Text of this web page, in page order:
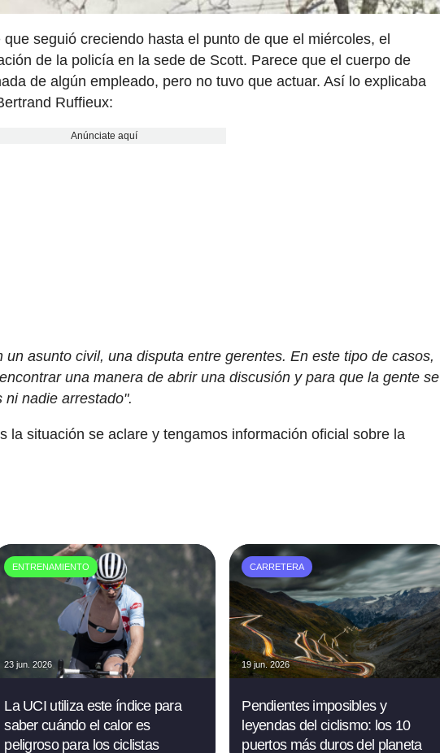
seguió creciendo hasta el punto de que el miércoles, el
de la policía en la sede de Scott. Parece que el cuerpo de
de algún empleado, pero no tuvo que actuar. Así lo explicaba
Ruffieux:
Anúnciate aquí
asunto civil, una disputa entre gerentes. En este tipo de casos,
una manera de abrir una discusión y para que la gente se
nadie arrestado".
la situación se aclare y tengamos información oficial sobre la
ENTRENAMIENTO
23 jun. 2026
La UCI utiliza este índice para
saber cuándo el calor es
peligroso para los ciclistas
CARRETERA
19 jun. 2026
Pendientes imposibles y
leyendas del ciclismo: los 10
puertos más duros del planeta